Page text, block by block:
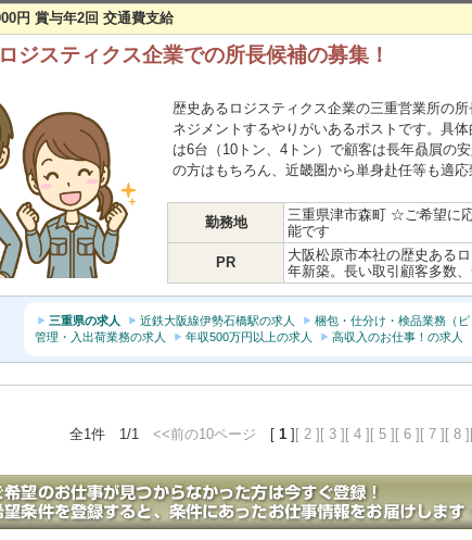
円 賞与年2回 交通費支給
ジスティクス企業での所長候補の募集！
歴史あるロジスティクス企業の三重営業所の
ネジメントするやりがいあるポストです。具
は6台（10トン、4トン）で顧客は長年贔屓の
の方はもちろん、近畿圏から単身赴任等も適応
勤務地
三重県津市森町 ☆ご希望に
能です
PR
大阪松原市本社の歴史ある
年新築。長い取引顧客多数
三重県の求人 近鉄大阪線伊勢石橋駅の求人 梱包・仕分け・検品業務（
管理・入出荷業務の求人
年収500万円以上の求人 高収入のお仕事！の求人
全1件 1/1 <<前の10ページ [ 1 ] [ 2 ] [ 3 ] [ 4 ] [ 5 ] [ 6 ] [ 7 ] [ 8 ]